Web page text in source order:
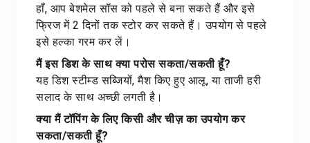
हाँ, आप बेशमेल सॉस को पहले से बना सकते हैं और इसे
फ्रिज में 2 दिनों तक स्टोर कर सकते हैं। उपयोग से पहले
इसे हल्का गरम कर लें।
मैं इस डिश के साथ क्या परोस सकता/सकती हूँ?
यह डिश स्टीम्ड सब्जियों, मैश किए हुए आलू, या ताजी हरी
सलाद के साथ अच्छी लगती है।
क्या मैं टॉपिंग के लिए किसी और चीज़ का उपयोग कर
सकता/सकती हूँ?